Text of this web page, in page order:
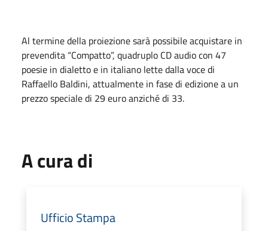
Al termine della proiezione sarà possibile acquistare in
prevendita “Compatto”, quadruplo CD audio con 47
poesie in dialetto e in italiano lette dalla voce di
Raffaello Baldini, attualmente in fase di edizione a un
prezzo speciale di 29 euro anziché di 33.
A cura di
Ufficio Stampa